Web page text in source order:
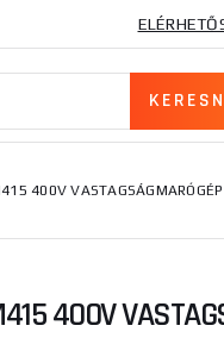
400V
400V